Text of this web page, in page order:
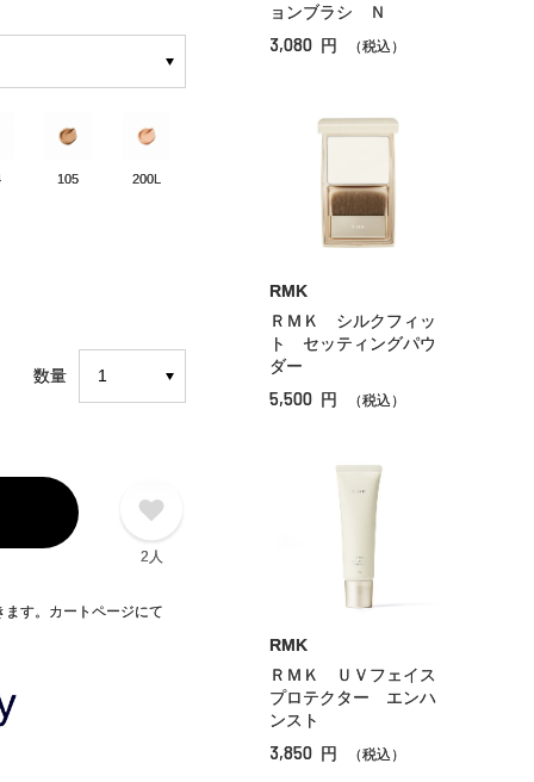
105 200L
数量
2人
す。カートページにて
ョンブラシ Ｎ
3,080 円 （税込）
RMK
ＲＭＫ シルクフィッ
ト セッティングパウ
ダー
5,500 円 （税込）
RMK
ＲＭＫ ＵＶフェイス
プロテクター エンハ
ンスト
3,850 円 （税込）